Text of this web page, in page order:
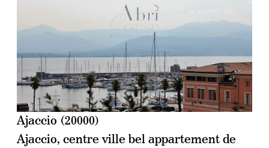
voir le bien
Ajaccio (20000)
Ajaccio, centre ville bel appartement de